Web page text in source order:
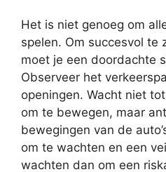
Het is niet genoeg om
spelen. Om succesvol te
moet je een doordachte
Observeer het
openingen. Wacht niet
om te bewegen, maar
bewegingen van de
om te wachten en een
wachten dan om een